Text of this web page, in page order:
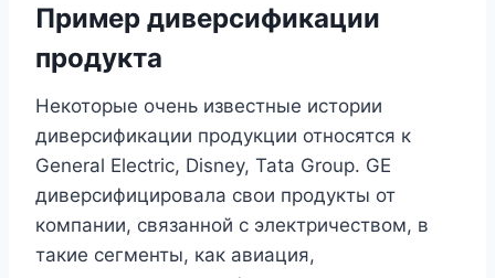
Пример диверсификации
продукта
Некоторые очень известные истории
диверсификации продукции относятся к
General Electric, Disney, Tata Group. GE
диверсифицировала свои продукты от
компании, связанной с электричеством, в
такие сегменты, как авиация,